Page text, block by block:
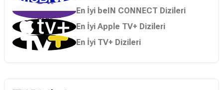
En İyi beIN CONNECT Dizileri
En İyi Apple TV+ Dizileri
En İyi TV+ Dizileri